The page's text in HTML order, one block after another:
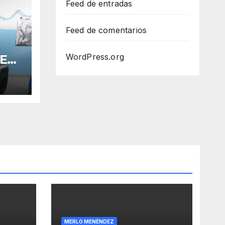
Feed de entradas
Feed de comentarios
WordPress.org
MERLO MENÉNDEZ